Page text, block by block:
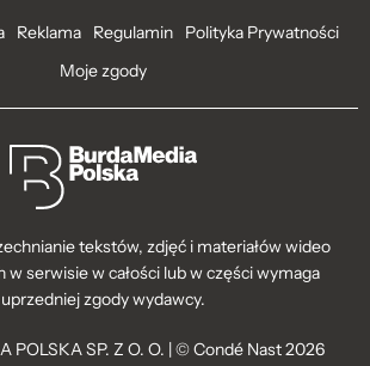
Reklama Regulamin
Polityka Prywatności
Moje zgody
tekstów, zdjęć i materiałów wideo
w serwisie w całości lub w części wymaga
uprzedniej zgody wydawcy.
POLSKA SP. Z O. O. | © Condé Nast 2026